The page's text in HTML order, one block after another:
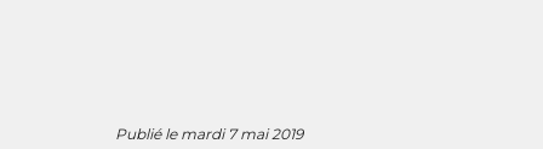
Publié le mardi 7 mai 2019